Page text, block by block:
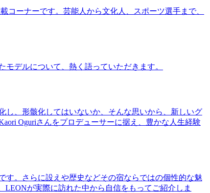
ーナーです。芸能人から文化人、スポーツ選手まで、
デルについて、熱く語っていただきます。
し、形骸化してはいないか、そんな思いから、新しいグ
Oguriさんをプロデューサーに据え、豊かな人生経験
。さらに設えや歴史などその宿ならではの個性的な魅
が実際に訪れた中から自信をもってご紹介しま